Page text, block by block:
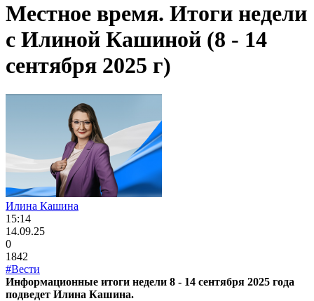
Местное время. Итоги недели
с Илиной Кашиной (8 - 14
сентября 2025 г)
Илина Кашина
15:14
14.09.25
0
1842
#Вести
Информационные итоги недели 8 - 14 сентября 2025 года
подведет Илина Кашина.